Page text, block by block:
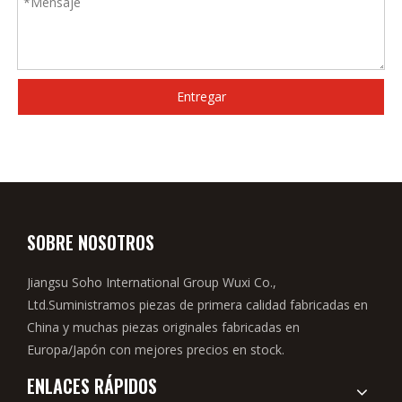
Entregar
SOBRE NOSOTROS
Jiangsu Soho International Group Wuxi Co.,
Ltd.Suministramos piezas de primera calidad fabricadas en
China y muchas piezas originales fabricadas en
Europa/Japón con mejores precios en stock.
ENLACES RÁPIDOS